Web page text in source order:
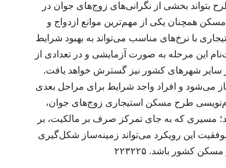
بتواند بخشی از نگرانی‌های زوج‌های جوان در
همچنان یکی از مهم‌ترین موانع ازدواج و
با نرخ‌های مناسب می‌تواند به بهبود شرایط
این مرحله به صورت آزمایشی و در تعدادی از
سایر شهرهای کشور نیز گسترش خواهد یافت.
می‌شود و افراد واجد شرایط برای مراحل بعدی
طرح مسکن استیجاری زوج‌های جوان،
مسیری که به جای تمرکز صرف بر مالکیت، بر
این رویکرد می‌تواند زمینه‌ساز شکل‌گیری
کشور باشد. ۲۲۳۲۲۵